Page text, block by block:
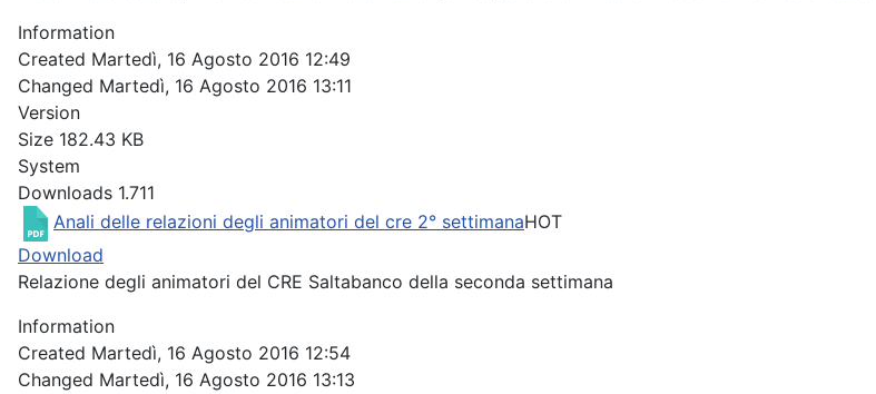
Information
Created Martedì, 16 Agosto 2016 12:49
Changed Martedì, 16 Agosto 2016 13:11
Version
Size 182.43 KB
System
Downloads 1.711
Anali delle relazioni degli animatori del cre 2° settimanaHOT
Download
Relazione degli animatori del CRE Saltabanco della seconda settimana
Information
Created Martedì, 16 Agosto 2016 12:54
Changed Martedì, 16 Agosto 2016 13:13